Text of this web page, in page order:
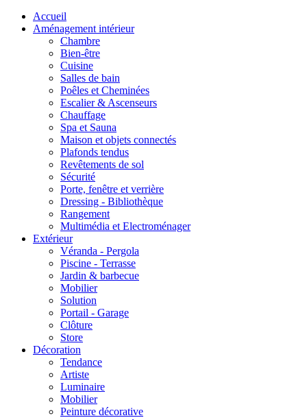
Accueil
Aménagement intérieur
Chambre
Bien-être
Cuisine
Salles de bain
Poêles et Cheminées
Escalier & Ascenseurs
Chauffage
Spa et Sauna
Maison et objets connectés
Plafonds tendus
Revêtements de sol
Sécurité
Porte, fenêtre et verrière
Dressing - Bibliothèque
Rangement
Multimédia et Electroménager
Extérieur
Véranda - Pergola
Piscine - Terrasse
Jardin & barbecue
Mobilier
Solution
Portail - Garage
Clôture
Store
Décoration
Tendance
Artiste
Luminaire
Mobilier
Peinture décorative